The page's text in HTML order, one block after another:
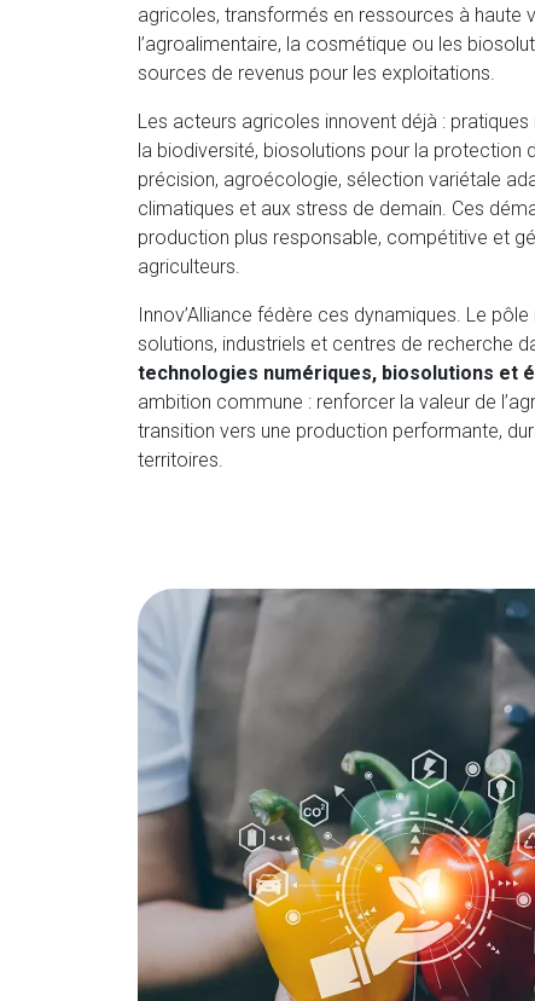
agricoles, transformés en ressources à haute
l’agroalimentaire, la cosmétique ou les
sources de revenus pour les exploitations.
Les acteurs agricoles innovent déjà :
la biodiversité, biosolutions pour la protection
précision, agroécologie, sélection variétale
climatiques et aux stress de demain. Ces
production plus responsable, compétitive et
agriculteurs.
Innov’Alliance fédère ces dynamiques. Le
solutions, industriels et centres de recherche
technologies numériques, biosolutions et
ambition commune : renforcer la valeur de
transition vers une production performante,
territoires.